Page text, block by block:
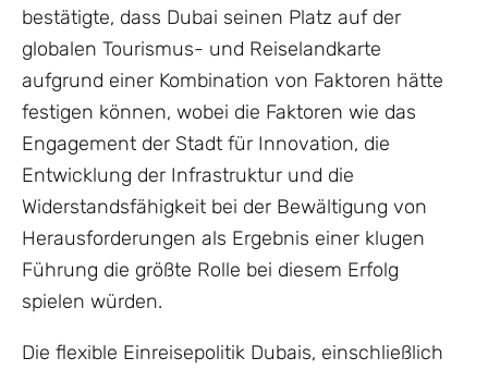
bestätigte, dass Dubai seinen Platz auf der
globalen Tourismus- und Reiselandkarte
aufgrund einer Kombination von Faktoren hätte
festigen können, wobei die Faktoren wie das
Engagement der Stadt für Innovation, die
Entwicklung der Infrastruktur und die
Widerstandsfähigkeit bei der Bewältigung von
Herausforderungen als Ergebnis einer klugen
Führung die größte Rolle bei diesem Erfolg
spielen würden.
Die flexible Einreisepolitik Dubais, einschließlich